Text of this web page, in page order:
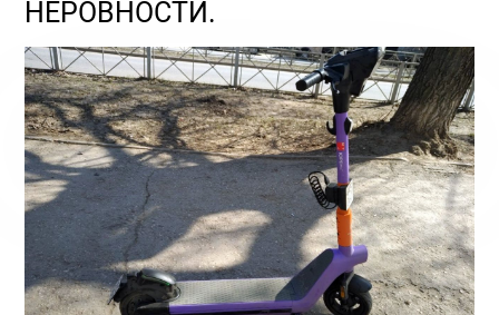
НЕРОВНОСТИ.